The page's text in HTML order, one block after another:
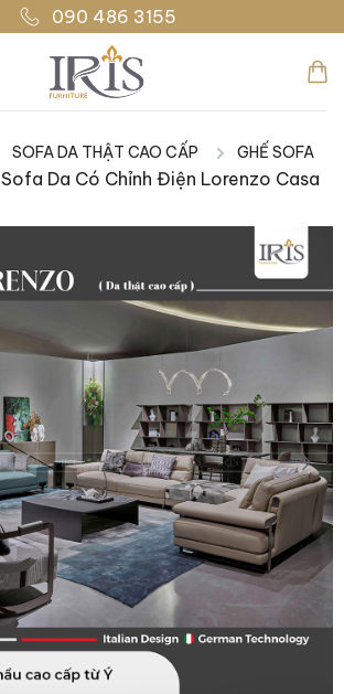
090 486 3155
SOFA DA THẬT CAO CẤP |
GHẾ SOFA
Sofa Da Có Chỉnh Điện Lorenzo Casa